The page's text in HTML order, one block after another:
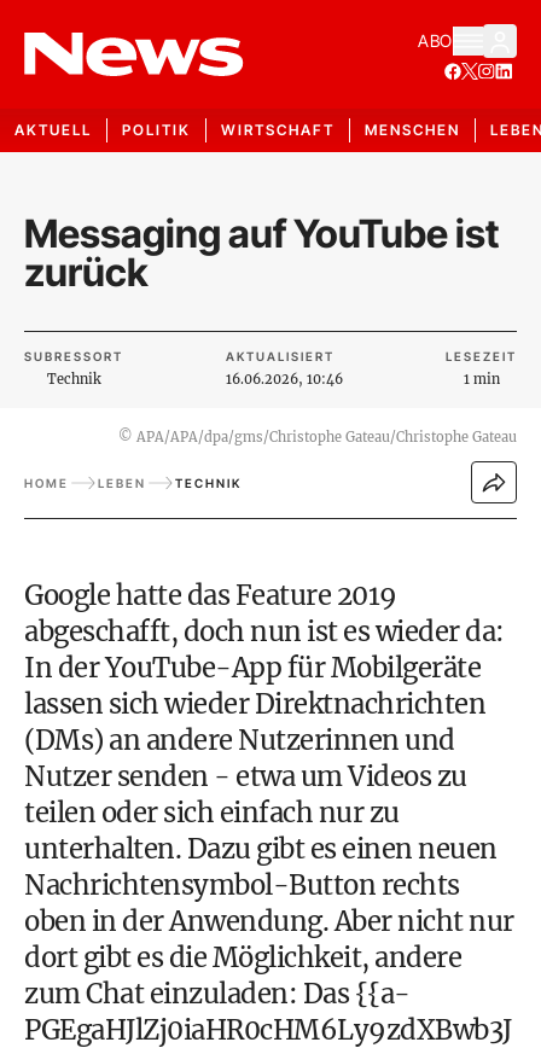
ABO
AKTUELL POLITIK WIRTSCHAFT MENSCHEN
Messaging auf YouTube ist
zurück
SUBRESSORT
Technik
AKTUALISIERT
16.06.2026, 10:46
LESEZEIT
1 min
© APA/APA/dpa/gms/Christophe Gateau/Christophe Gateau
HOME LEBEN TECHNIK
Google hatte das Feature 2019
abgeschafft, doch nun ist es wieder da:
In der YouTube-App für Mobilgeräte
lassen sich wieder Direktnachrichten
(DMs) an andere Nutzerinnen und
Nutzer senden - etwa um Videos zu
teilen oder sich einfach nur zu
unterhalten. Dazu gibt es einen neuen
Nachrichtensymbol-Button rechts
oben in der Anwendung. Aber nicht nur
dort gibt es die Möglichkeit, andere
zum Chat einzuladen: Das {{a-
PGEgaHJlZj0iaHR0cHM6Ly9zdXBwb3J